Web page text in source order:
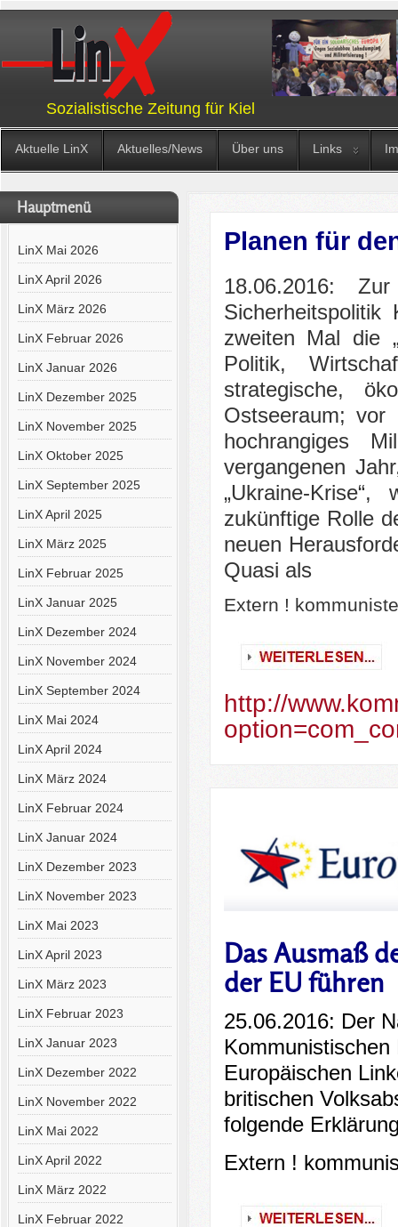
Sozialistische Zeitung für Kiel
Aktuelle LinX Aktuelles/News Über uns Links
Hauptmenü
LinX Mai 2026
LinX April 2026
LinX März 2026
LinX Februar 2026
LinX Januar 2026
LinX Dezember 2025
LinX November 2025
LinX Oktober 2025
LinX September 2025
LinX April 2025
LinX März 2025
LinX Februar 2025
LinX Januar 2025
LinX Dezember 2024
LinX November 2024
LinX September 2024
LinX Mai 2024
LinX April 2024
LinX März 2024
LinX Februar 2024
LinX Januar 2024
LinX Dezember 2023
LinX November 2023
LinX Mai 2023
LinX April 2023
LinX März 2023
LinX Februar 2023
LinX Januar 2023
LinX Dezember 2022
LinX November 2022
LinX Mai 2022
LinX April 2022
LinX März 2022
LinX Februar 2022
Planen für
18.06.2016:
zweiten Mal die
Politik,
strategische,
Ostseeraum;
hochrangiges
vergangenen
„Ukraine-
zukünftige Rolle
neuen
Quasi als
Extern !
http://
Das Ausmaß
der EU führen
25.06.2016: Der
Europäischen
britischen
folgende
Extern !